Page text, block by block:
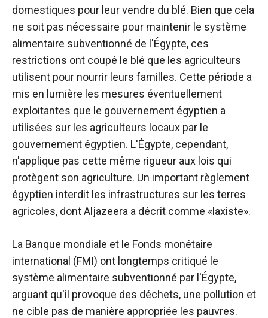
domestiques pour leur vendre du blé. Bien que cela
ne soit pas nécessaire pour maintenir le système
alimentaire subventionné de l'Égypte, ces
restrictions ont coupé le blé que les agriculteurs
utilisent pour nourrir leurs familles. Cette période a
mis en lumière les mesures éventuellement
exploitantes que le gouvernement égyptien a
utilisées sur les agriculteurs locaux par le
gouvernement égyptien. L'Égypte, cependant,
n'applique pas cette même rigueur aux lois qui
protègent son agriculture. Un important règlement
égyptien interdit les infrastructures sur les terres
agricoles, dont Aljazeera a décrit comme «laxiste».
La Banque mondiale et le Fonds monétaire
international (FMI) ont longtemps critiqué le
système alimentaire subventionné par l'Égypte,
arguant qu'il provoque des déchets, une pollution et
ne cible pas de manière appropriée les pauvres.